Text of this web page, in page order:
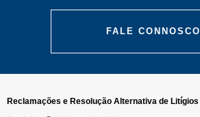
FALE CONNOSCO
Reclamações e Resolução Alternativa de Litígios